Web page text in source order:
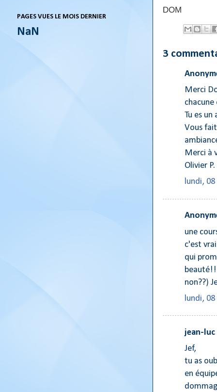
DOM
3
Merci
chacune
Tu es
Vous
Merci à
Olivier P.
lundi,
une
c'est
qui
non??)
lundi,
jean-
Jef,
tu as
en
PAGES VUES LE MOIS DERNIER
NaN